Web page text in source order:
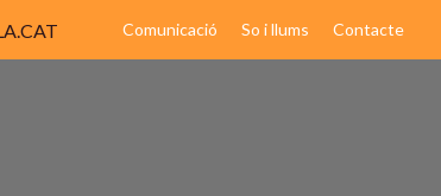
Comunicació So i llums Contacte